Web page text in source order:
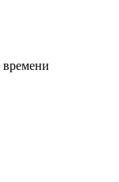
времени